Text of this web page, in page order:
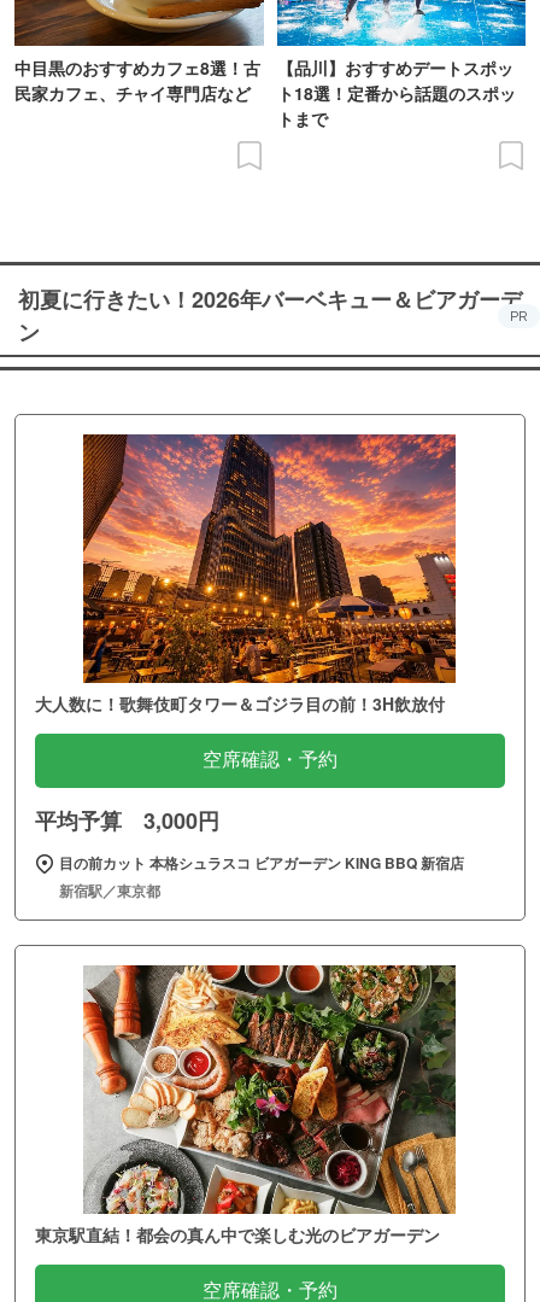
中目黒のおすすめカフェ8選！古
民家カフェ、チャイ専門店など
【品川】おすすめデートスポッ
ト18選！定番から話題のスポッ
トまで
初夏に行きたい！2026年バーベキュー＆ビアガーデ
ン
PR
大人数に！歌舞伎町タワー＆ゴジラ目の前！3H飲放付
空席確認・予約
平均予算 3,000円
目の前カット 本格シュラスコ ビアガーデン KING BBQ 新宿店
新宿駅／東京都
東京駅直結！都会の真ん中で楽しむ光のビアガーデン
空席確認・予約